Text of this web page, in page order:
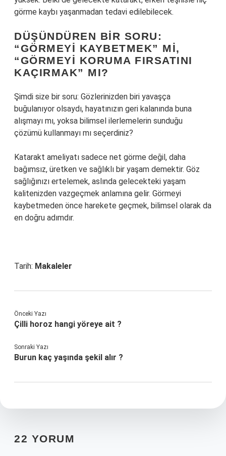
görme kaybı yaşanmadan tedavi edilebilecek.
DÜŞÜNDÜREN BIR SORU:
“GÖRMEYI KAYBETMEK” MI,
“GÖRMEYI KORUMA FIRSATINI
KAÇIRMAK” MI?
Şimdi size bir soru: Gözlerinizden biri yavaşça
buğulanıyor olsaydı, hayatınızın geri kalanında buna
alışmayı mı, yoksa bilimsel ilerlemelerin sunduğu
çözümü kullanmayı mı seçerdiniz?
Katarakt ameliyatı sadece net görme değil, daha
bağımsız, üretken ve sağlıklı bir yaşam demektir. Göz
sağlığınızı ertelemek, aslında gelecekteki yaşam
kalitenizden vazgeçmek anlamına gelir. Görmeyi
kaybetmeden önce harekete geçmek, bilimsel olarak da
en doğru adımdır.
Tarih: Makaleler
Önceki Yazı
Çilli horoz hangi yöreye ait ?
Sonraki Yazı
Burun kaç yaşında şekil alır ?
22 YORUM